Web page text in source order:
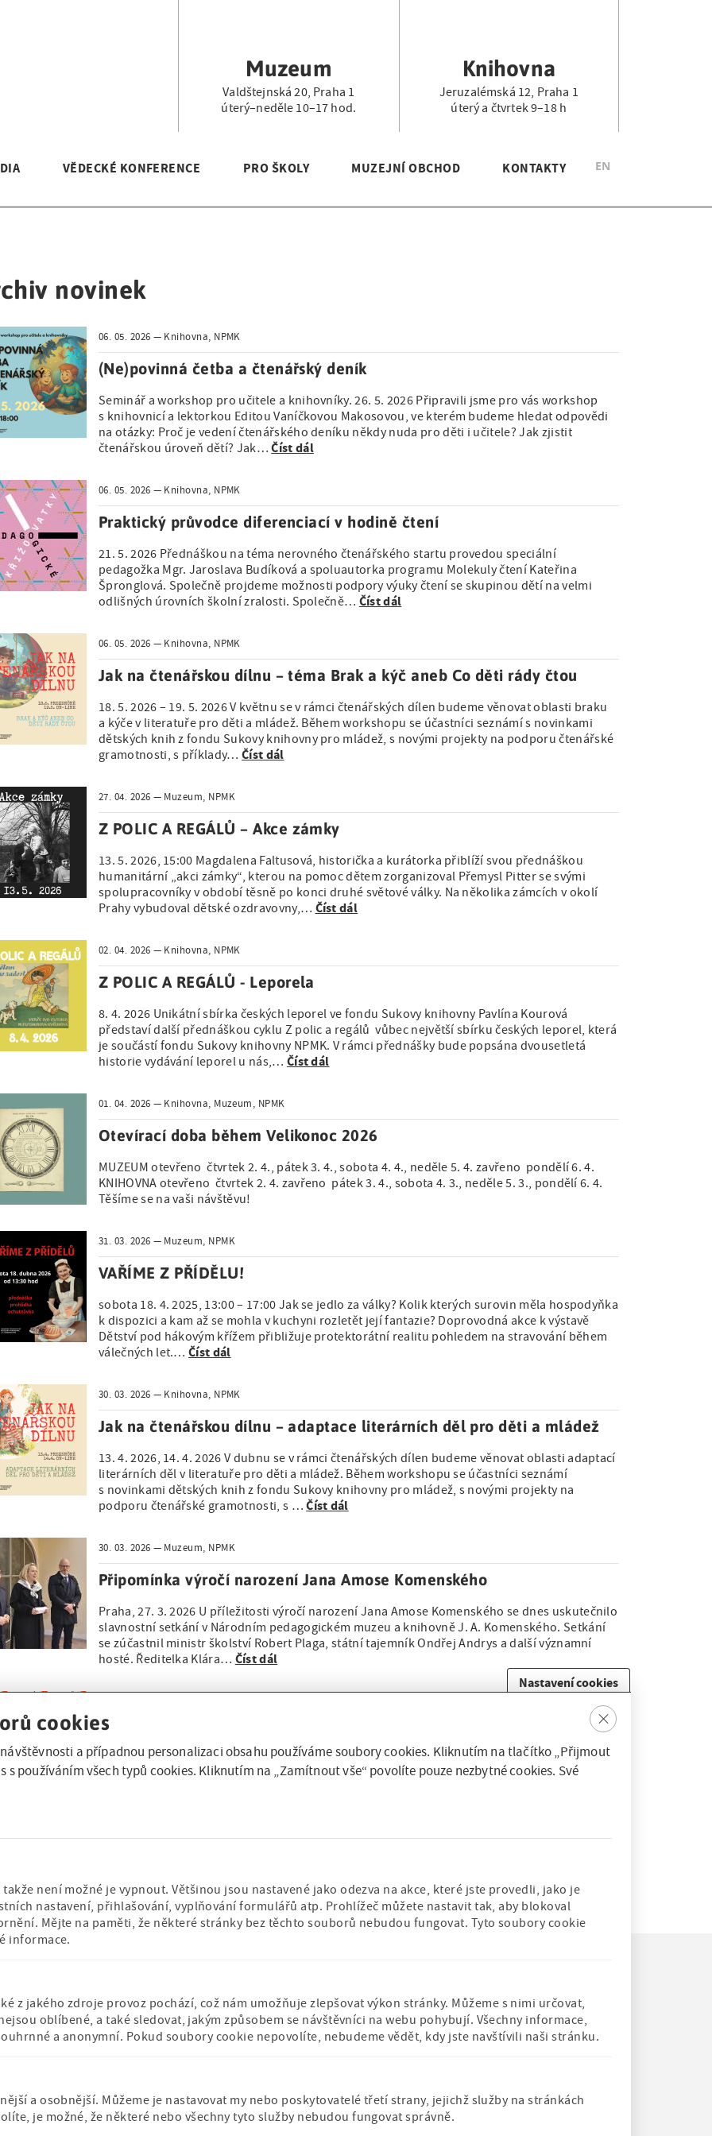
Muzeum
Valdštejnská 20, Praha 1
úterý–neděle 10–17 hod.
Knihovna
Jeruzalémská 12, Praha 1
úterý a čtvrtek 9–18 h
VĚDECKÉ KONFERENCE PRO ŠKOLY MUZEJNÍ OBCHOD KONTAKTY EN
novinek
06. 05. 2026 Knihovna, NPMK
(Ne)povinná četba a čtenářský deník
Seminář a workshop pro učitele a knihovníky. 26. 5. 2026 Připravili jsme pro vás workshop
s knihovnicí a lektorkou Editou Vaníčkovou Makosovou, ve kterém budeme hledat odpovědi
na otázky: Proč je vedení čtenářského deníku někdy nuda pro děti i učitele? Jak zjistit
čtenářskou úroveň dětí? Jak…Číst dál
06. 05. 2026 Knihovna, NPMK
Praktický průvodce diferenciací v hodině čtení
21. 5. 2026 Přednáškou na téma nerovného čtenářského startu provedou speciální
pedagožka Mgr. Jaroslava Budíková a spoluautorka programu Molekuly čtení Kateřina
Špronglová. Společně projdeme možnosti podpory výuky čtení se skupinou dětí na velmi
odlišných úrovních školní zralosti. Společně… Číst dál
06. 05. 2026 Knihovna, NPMK
Jak na čtenářskou dílnu – téma Brak a kýč aneb Co děti rády čtou
18. 5. 2026 – 19. 5. 2026 V květnu se v rámci čtenářských dílen budeme věnovat oblasti braku
a kýče v literatuře pro děti a mládež. Během workshopu se účastníci seznámí s novinkami
dětských knih z fondu Sukovy knihovny pro mládež, s novými projekty na podporu čtenářské
gramotnosti, s příklady…Číst dál
27. 04. 2026 Muzeum, NPMK
Z POLIC A REGÁLŮ – Akce zámky
13. 5. 2026, 15:00 Magdalena Faltusová, historička a kurátorka přiblíží svou přednáškou
humanitární „akci zámky“, kterou na pomoc dětem zorganizoval Přemysl Pitter se svými
spolupracovníky v období těsně po konci druhé světové války. Na několika zámcích v okolí
Prahy vybudoval dětské ozdravovny,… Číst dál
02. 04. 2026 Knihovna, NPMK
Z POLIC A REGÁLŮ - Leporela
8. 4. 2026 Unikátní sbírka českých leporel ve fondu Sukovy knihovny Pavlína Kourová
představí další přednáškou cyklu Z polic a regálů vůbec největší sbírku českých leporel, která
je součástí fondu Sukovy knihovny NPMK. V rámci přednášky bude popsána dvousetletá
historie vydávání leporel u nás,… Číst dál
01. 04. 2026 Knihovna, Muzeum, NPMK
Otevírací doba během Velikonoc 2026
MUZEUM otevřeno čtvrtek 2. 4., pátek 3. 4., sobota 4. 4., neděle 5. 4. zavřeno pondělí 6. 4.
KNIHOVNA otevřeno čtvrtek 2. 4. zavřeno pátek 3. 4., sobota 4. 3., neděle 5. 3., pondělí 6. 4.
Těšíme se na vaši návštěvu!
31. 03. 2026 Muzeum, NPMK
VAŘÍME Z PŘÍDĚLU!
sobota 18. 4. 2025, 13:00 – 17:00 Jak se jedlo za války? Kolik kterých surovin měla hospodyňka
k dispozici a kam až se mohla v kuchyni rozletět její fantazie? Doprovodná akce k výstavě
Dětství pod hákovým křížem přibližuje protektorátní realitu pohledem na stravování během
válečných let.…Číst dál
30. 03. 2026 Knihovna, NPMK
Jak na čtenářskou dílnu – adaptace literárních děl pro děti a mládež
13. 4. 2026, 14. 4. 2026 V dubnu se v rámci čtenářských dílen budeme věnovat oblasti adaptací
literárních děl v literatuře pro děti a mládež. Během workshopu se účastníci seznámí
s novinkami dětských knih z fondu Sukovy knihovny pro mládež, s novými projekty na
podporu čtenářské gramotnosti, s …Číst dál
30. 03. 2026 Muzeum, NPMK
Připomínka výročí narození Jana Amose Komenského
Praha, 27. 3. 2026 U příležitosti výročí narození Jana Amose Komenského se dnes uskutečnilo
slavnostní setkání v Národním pedagogickém muzeu a knihovně J. A. Komenského. Setkání
se zúčastnil ministr školství Robert Plaga, státní tajemník Ondřej Andrys a další významní
hosté. Ředitelka Klára… Číst dál
Čtení pro děti a dospělé na téma S větrem o závod
Srdečně zveme na další čtenářské setkání dospělých a dětí zhruba do šesti let, které se
uskuteční ve středu 22. dubna 2026. Na dubnové čtení srdečně zveme všechny milovníky
i
r
s
t
g
e
ř
e
d
z
í
s
á
n
a
g
e
a
g
e
k
t
u
í
s
t
n
k
a
g
e
a
g
e
a
g
e
a
g
e
a
g
e
a
g
e
á
s
l
j
í
c
t
r
o
s
l
í
s
t
n
muzea
Příspěvková
organizace
Stálá expozice pod
záštitou České
Člen Asociace
muzeí a galerií
Člen Mezinárodního
sdružení pro
Nastavení cookies
Clos
e
cookies
a případnou personalizaci obsahu používáme soubory cookies. Kliknutím na tlačítko „Přijmout
s používáním všech typů cookies. Kliknutím na „Zamítnout vše“ povolíte pouze nezbytné cookies. Své
není možné je vypnout. Většinou jsou nastavené jako odezva na akce, které jste provedli, jako je
nastavení, přihlašování, vyplňování formulářů atp. Prohlížeč můžete nastavit tak, aby blokoval
Mějte na paměti, že některé stránky bez těchto souborů nebudou fungovat. Tyto soubory cookie
informace.
z jakého zdroje provoz pochází, což nám umožňuje zlepšovat výkon stránky. Můžeme s nimi určovat,
oblíbené, a také sledovat, jakým způsobem se návštěvníci na webu pohybují. Všechny informace,
a anonymní. Pokud soubory cookie nepovolíte, nebudeme vědět, kdy jste navštívili naši stránku.
a osobnější. Můžeme je nastavovat my nebo poskytovatelé třetí strany, jejichž služby na stránkách
je možné, že některé nebo všechny tyto služby nebudou fungovat správně.